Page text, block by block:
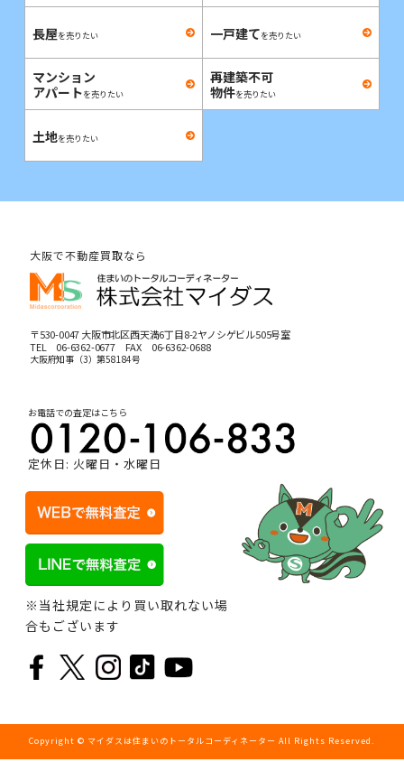
長屋を売りたい 一戸建てを売りたい
マンション
アパートを売りたい
再建築不可
物件を売りたい
土地を売りたい
大阪で不動産買取なら
〒530-0047 大阪市北区西天満6丁目8-2ヤノシゲビル505号室
TEL 06-6362-0677FAX 06-6362-0688
大阪府知事（3）第58184号
お電話での査定はこちら
定休日: 火曜日・水曜日
※当社規定により買い取れない場
合もございます
Copyright © マイダスは住まいのトータルコーディネーター All Rights Reserved.